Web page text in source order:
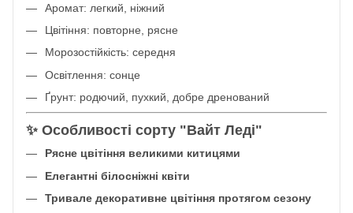
Аромат: легкий, ніжний
Цвітіння: повторне, рясне
Морозостійкість: середня
Освітлення: сонце
Ґрунт: родючий, пухкий, добре дренований
✨ Особливості сорту "Вайт Леді"
Рясне цвітіння великими китицями
Елегантні білосніжні квіти
Тривале декоративне цвітіння протягом сезону